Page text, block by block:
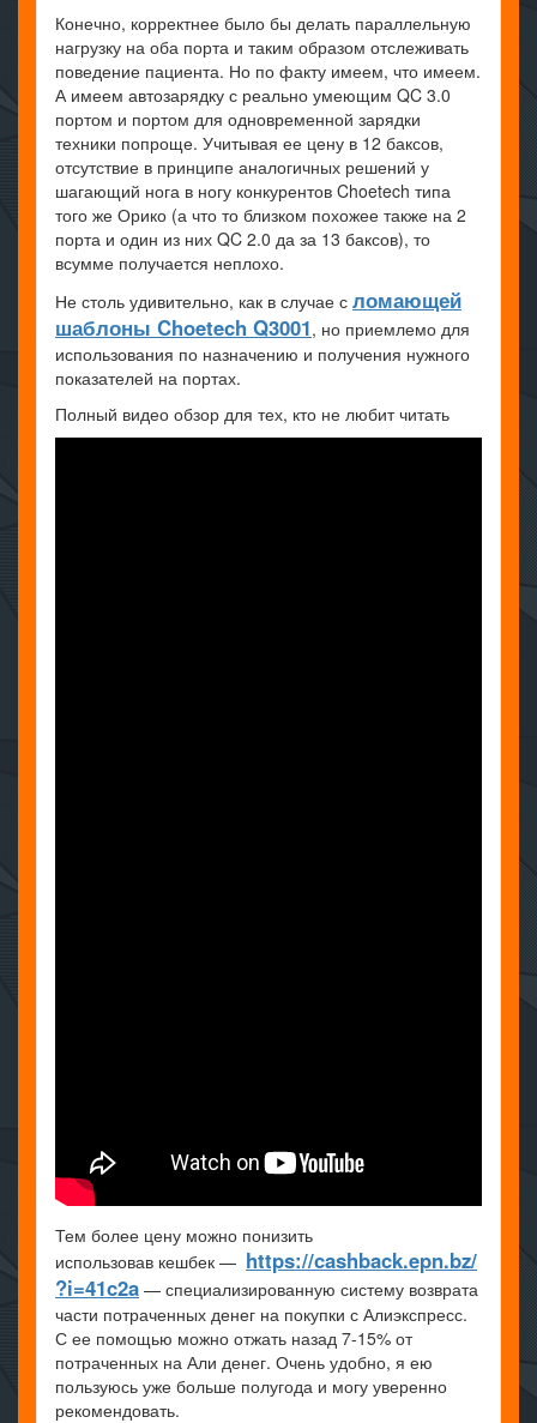
Конечно, корректнее было бы делать параллельную
нагрузку на оба порта и таким образом отслеживать
поведение пациента. Но по факту имеем, что имеем.
А имеем автозарядку с реально умеющим QC 3.0
портом и портом для одновременной зарядки
техники попроще. Учитывая ее цену в 12 баксов,
отсутствие в принципе аналогичных решений у
шагающий нога в ногу конкурентов Choetech типа
того же Орико (а что то близком похожее также на 2
порта и один из них QC 2.0 да за 13 баксов), то
всумме получается неплохо.
Не столь удивительно, как в случае с ломающей
шаблоны Choetech Q3001, но приемлемо для
использования по назначению и получения нужного
показателей на портах.
Полный видео обзор для тех, кто не любит читать
Тем более цену можно понизить
использовав кешбек — https://cashback.epn.bz/
?i=41c2a — специализированную систему возврата
части потраченных денег на покупки с Алиэкспресс.
С ее помощью можно отжать назад 7-15% от
потраченных на Али денег. Очень удобно, я ею
пользуюсь уже больше полугода и могу уверенно
рекомендовать.